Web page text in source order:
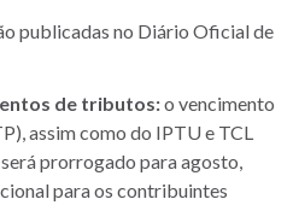
publicadas no Diário Oficial de
de tributos:o vencimento
assim como do IPTU e TCL
prorrogado para agosto,
para os contribuintes